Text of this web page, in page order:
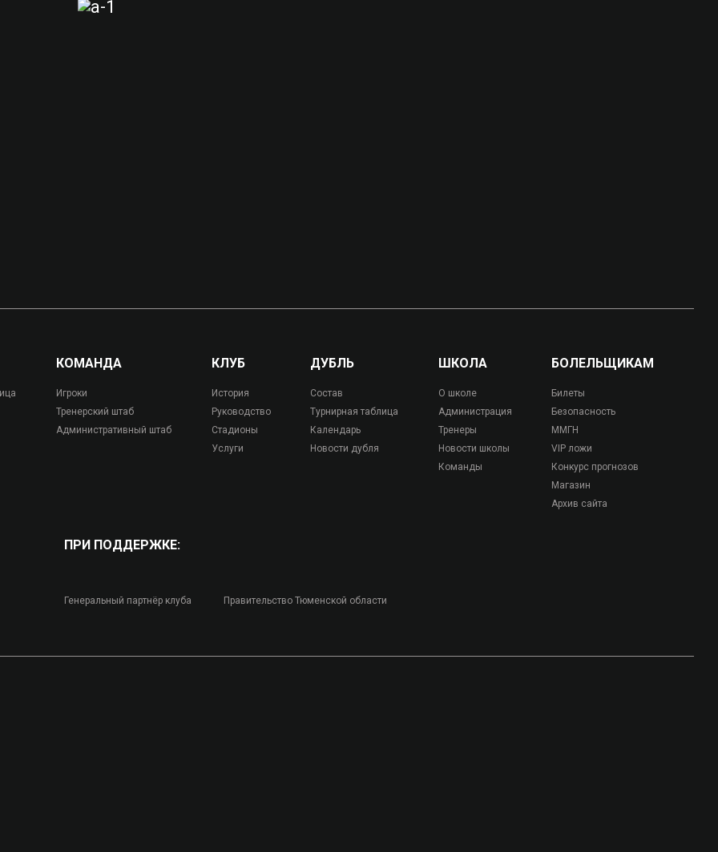
КОМАНДА
Игроки
Тренерский штаб
Административный штаб
КЛУБ
История
Руководство
Стадионы
Услуги
ДУБЛЬ
Состав
Турнирная таблица
Календарь
Новости дубля
ШКОЛА
О школе
Администрация
Тренеры
Новости школы
Команды
БОЛЕЛЬЩИКАМ
Билеты
Безопасность
ММГН
VIP ложи
Конкурс прогнозов
Магазин
Архив сайта
ПРИ ПОДДЕРЖКЕ:
Генеральный партнёр клуба Правительство Тюменской области